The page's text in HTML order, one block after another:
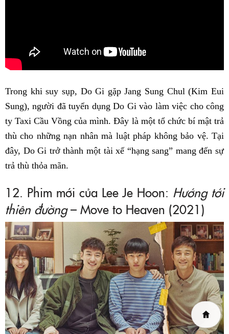
Trong khi suy sụp, Do Gi gặp Jang Sung Chul (Kim Eui
Sung), người đã tuyển dụng Do Gi vào làm việc cho công
ty Taxi Cầu Vồng của mình. Đây là một tổ chức bí mật trả
thù cho những nạn nhân mà luật pháp không bảo vệ. Tại
đây, Do Gi trở thành một tài xế “hạng sang” mang đến sự
trả thù thỏa mãn.
12. Phim mới của Lee Je Hoon: Hướng tới
thiên đường– Move to Heaven (2021)